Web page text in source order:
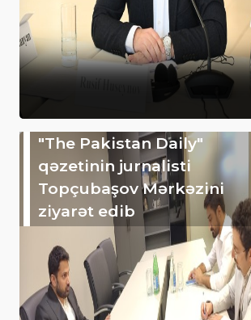
"The Pakistan Daily"
qəzetinin jurnalisti
Topçubaşov Mərkəzini
ziyarət edib